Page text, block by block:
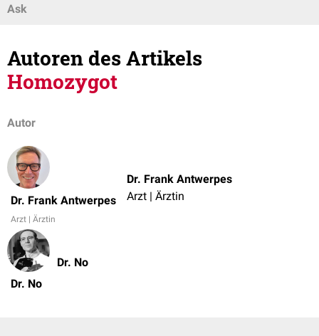
Ask
Autoren des Artikels
Homozygot
Autor
Dr. Frank Antwerpes
Arzt | Ärztin
Dr. Frank Antwerpes
Arzt | Ärztin
Dr. No
Dr. No